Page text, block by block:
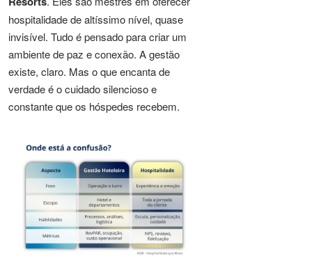
hospitalidade de altíssimo nível, quase
invisível. Tudo é pensado para criar um
ambiente de paz e conexão. A gestão
existe, claro. Mas o que encanta de
verdade é o cuidado silencioso e
constante que os hóspedes recebem.